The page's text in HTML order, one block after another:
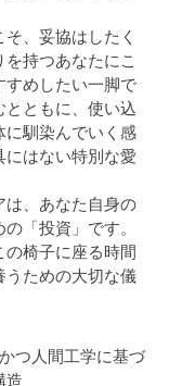
、妥協はしたく
持つあなたにこ
すめしたい一脚で
ともに、使い込
に馴染んでいく感
はない特別な愛
は、あなた自身の
「投資」です。
椅子に座る時間
うための大切な儀
つ人間工学に基づ
造